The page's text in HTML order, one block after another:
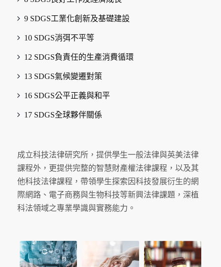
9 SDGS工業化創新及基礎建設
10 SDGS消弭不平等
12 SDGS負責任的生產消費循環
13 SDGS氣候變遷對策
16 SDGS公平正義與和平
17 SDGS全球夥伴關係
成立科技法律研究所，提供學生一般法律與英美法律
課程外，更提供完整的智慧財產權法律課程，以及其
他科技法律課程，帶領學生探索因科技發展衍生的網
際網路、電子商務與生物科技等新興法律課題，深植
科法領域之專業學識與實務能力。